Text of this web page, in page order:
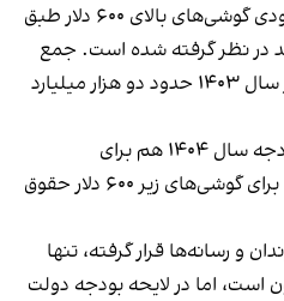
به مجلس داده بود، حقوق ورودی گوشی‌های بالای ۶۰۰ دلار طبق
تبصره هفت، ۱۵ درصد در نظر گرفته شده است. جمع
درآمد دولت از این محل هم در سال ۱۴۰۳ حدود دو هزار میلیارد
اما دولت پزشکیان در لایحه بودجه سال ۱۴۰۴ هم برای
گوشی‌های بالای ۶۰۰ دلار و هم برای گوشی‌های زیر ۶۰۰ دلار حقوق
و رسانه‌ها قرار گرفته، تنها
است، اما در لایحه بودجه دولت